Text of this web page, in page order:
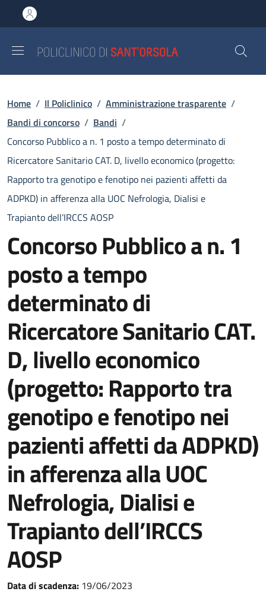
al contenuto principale
to footer content
Briciole di pane
Home / Il Policlinico / Amministrazione trasparente /
Bandi di concorso / Bandi /
Concorso Pubblico a n. 1 posto a tempo determinato di
Ricercatore Sanitario CAT. D, livello economico (progetto:
Rapporto tra genotipo e fenotipo nei pazienti affetti da
ADPKD) in afferenza alla UOC Nefrologia, Dialisi e
Trapianto dell’IRCCS AOSP
Concorso Pubblico a n. 1
posto a tempo
determinato di
Ricercatore Sanitario CAT.
D, livello economico
(progetto: Rapporto tra
genotipo e fenotipo nei
pazienti affetti da ADPKD)
in afferenza alla UOC
Nefrologia, Dialisi e
Trapianto dell’IRCCS
AOSP
Data di scadenza: 19/06/2023